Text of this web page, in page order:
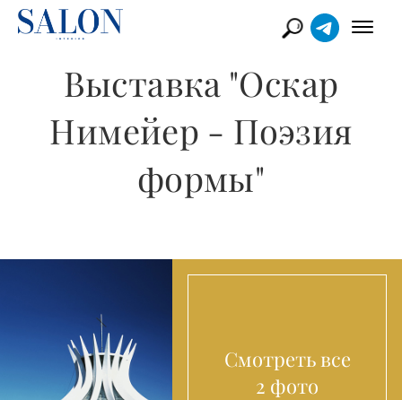
Выставка "Оскар
Нимейер - Поэзия
формы"
Смотреть все
2 фото